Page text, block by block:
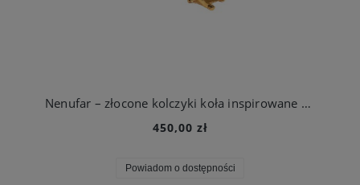
Nenufar – złocone kolczyki koła inspirowane kwiatem lotosu
450,00 zł
Powiadom o dostępności